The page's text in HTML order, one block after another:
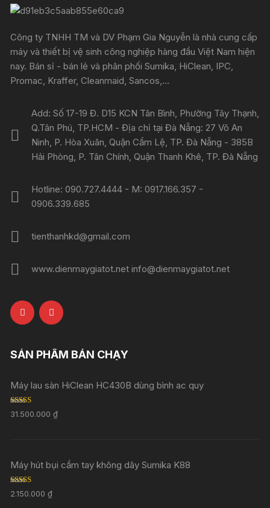
Công ty TNHH TM và DV Phạm Gia Nguyễn là nhà cung cấp
máy và thiết bị vệ sinh công nghiệp hàng đầu Việt Nam hiện
nay. Bán sỉ - bán lẻ và phân phối Sumika, HiClean, IPC,
Promac, Kraffer, Cleanmaid, Sancos,...
Add: Số 17-19 Đ. D15 KCN Tân Bình, Phường Tây Thạnh,
Q.Tân Phú, TP.HCM - Địa chỉ tại Đà Nẵng: 27 Võ An
Ninh, P. Hòa Xuân, Quận Cẩm Lệ, TP. Đà Nẵng - 385B
Hải Phòng, P. Tân Chính, Quận Thanh Khê, TP. Đà Nẵng
Hotline: 090.727.4444 - M: 0917.166.357 -
0906.339.685
tienthanhkd@gmail.com
www.dienmaygiatot.net info@dienmaygiatot.net
SẢN PHẨM BÁN CHẠY
Máy lau sàn HiClean HC430B dùng bình ac quy
Rated5.00
out of 5
31.500.000₫
Máy hút bụi cầm tay không dây Sumika K88
Rated5.00
out of 5
2.150.000₫